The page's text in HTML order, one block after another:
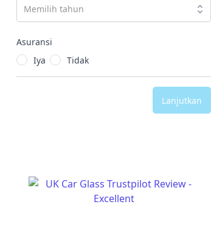
Asuransi
Iya
Tidak
Lanjutkan